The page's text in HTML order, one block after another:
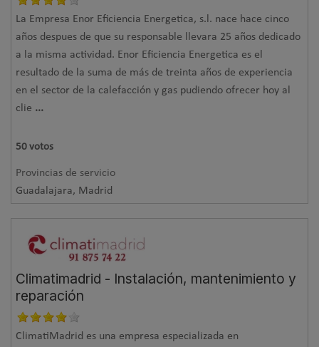
La Empresa Enor Eficiencia Energetica, s.l. nace hace cinco
años despues de que su responsable llevara 25 años dedicado
a la misma actividad. Enor Eficiencia Energetica es el
resultado de la suma de más de treinta años de experiencia
en el sector de la calefacción y gas pudiendo ofrecer hoy al
clie ...
50 votos
Provincias de servicio
Guadalajara, Madrid
Climatimadrid - Instalación, mantenimiento y
reparación
ClimatiMadrid es una empresa especializada en